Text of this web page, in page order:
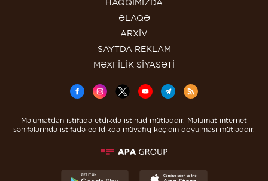
HAQQIMIZDA
ƏLAQƏ
ARXİV
SAYTDA REKLAM
MƏXFİLİK SİYASƏTİ
Məlumatdan istifadə etdikdə istinad mütləqdir. Məlumat internet
səhifələrində istifadə edildikdə müvafiq keçidin qoyulması mütləqdir.